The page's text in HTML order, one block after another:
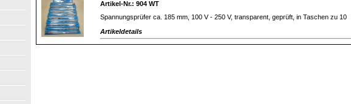
Artikel-Nr.: 904 WT
Spannungsprüfer ca. 185 mm, 100 V - 250 V, transparent, geprüft, in Taschen zu 10
Artikeldetails